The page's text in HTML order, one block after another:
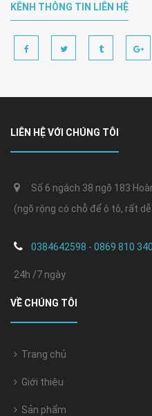
KÊNH THÔNG TIN LIÊN HỆ
LIÊN HỆ VỚI CHÚNG TÔI
Số 6 ngách 38 ngõ 183
(ngõ rộng có chỗ để ô tô, rất
0384642598 - 0869 810 340
24h /7 ngày
VỀ CHÚNG TÔI
Trang chủ
Giới thiệu
Sản phẩm